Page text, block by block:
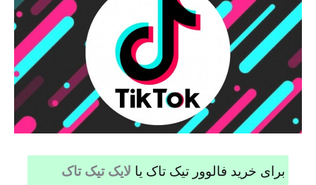
برای خرید فالوور تیک تاک یا لایک تیک تاک